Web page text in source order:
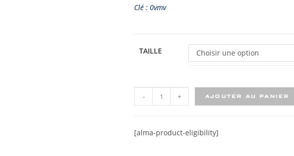
Clé : 0vmv
TAILLE Choisir une option
- + AJOUTER AU PANIER
[alma-product-eligibility]